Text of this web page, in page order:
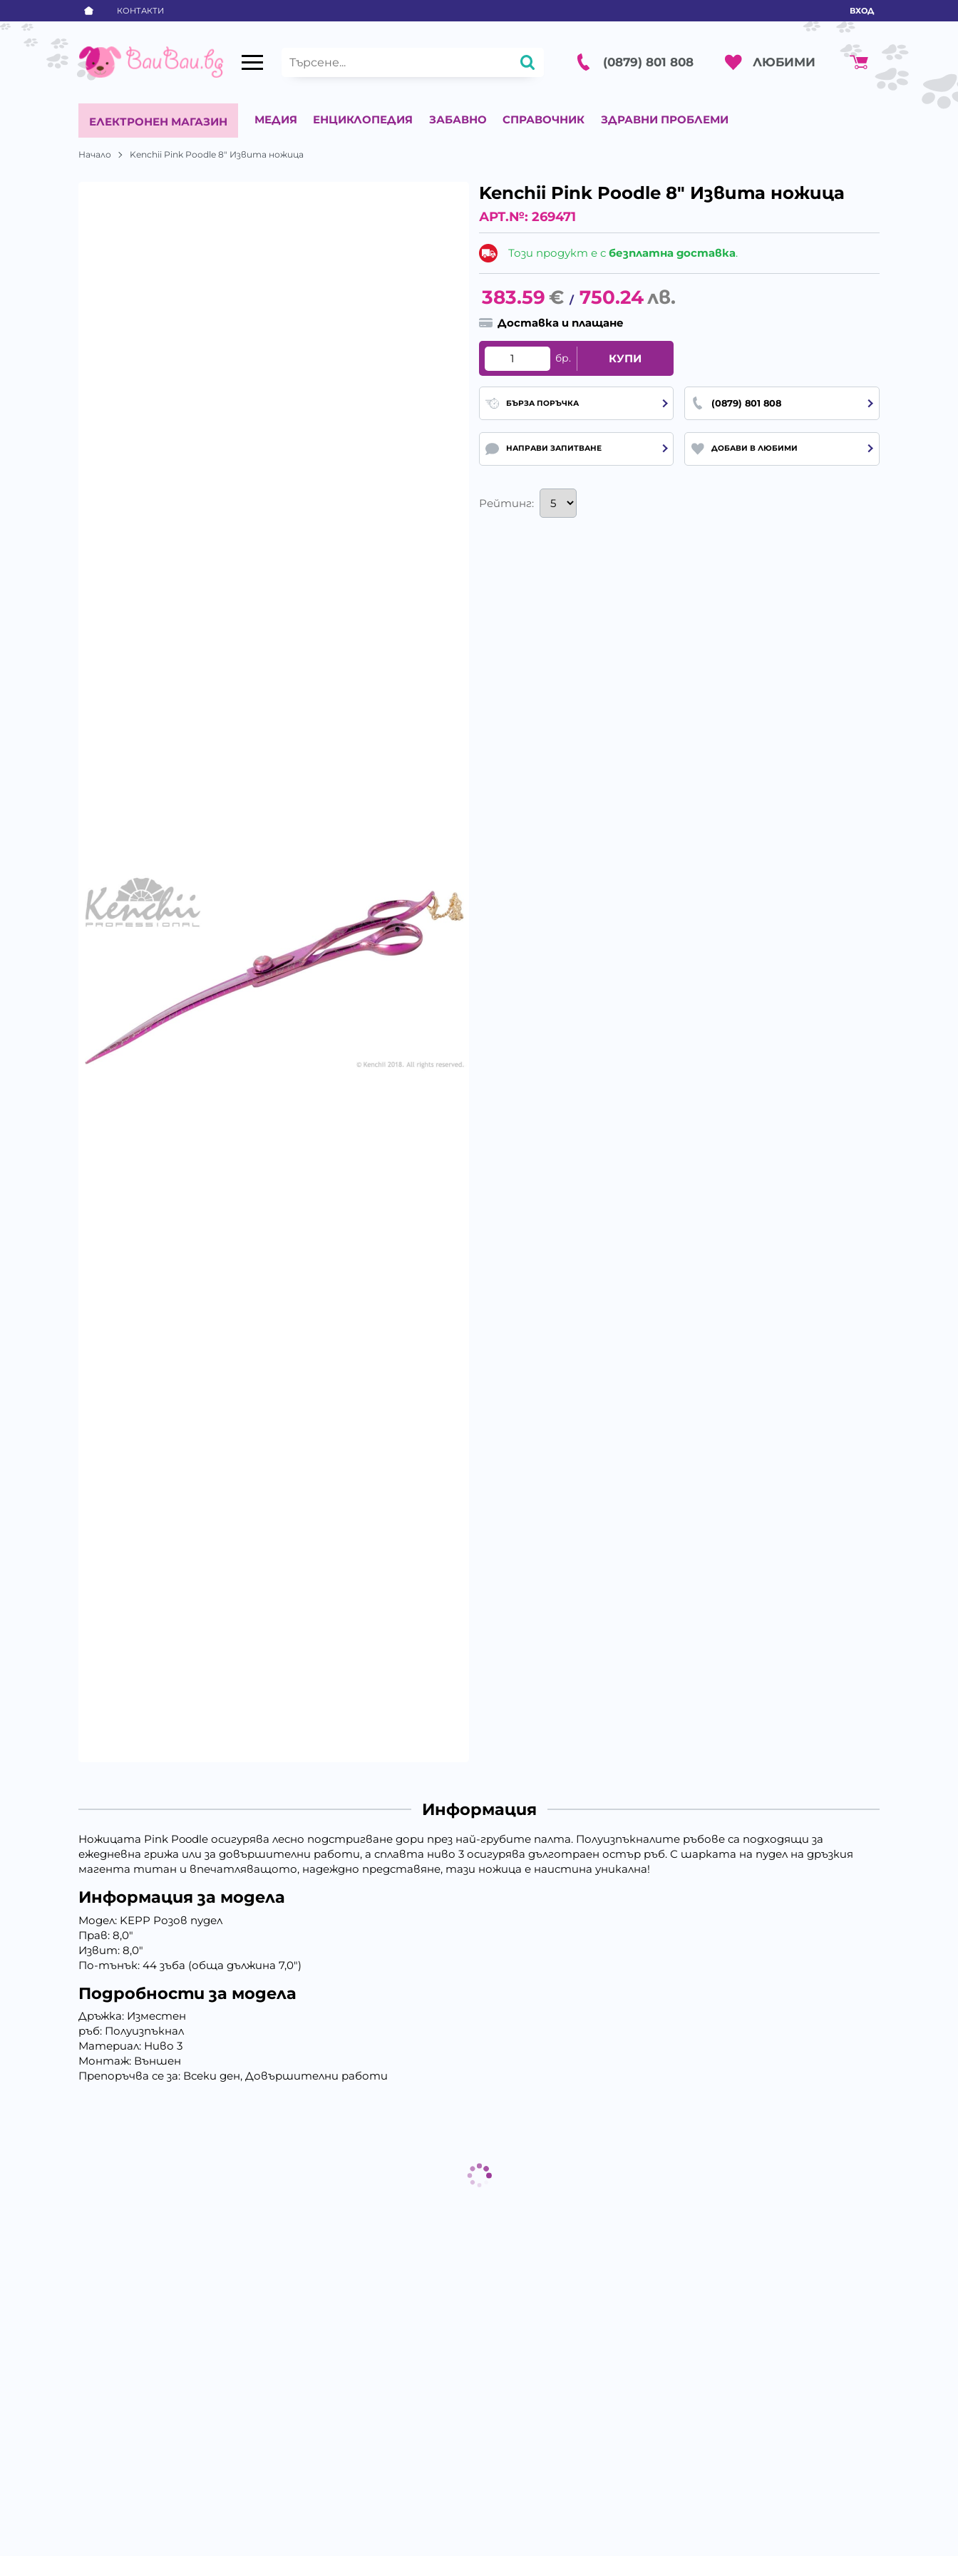
КОНТАКТИ ВХОД
(0879) 801 808 ЛЮБИМИ
ЕЛЕКТРОНЕН МАГАЗИН МЕДИЯ ЕНЦИКЛОПЕДИЯ ЗАБАВНО СПРАВОЧНИК ЗДРАВНИ ПРОБЛЕМИ
Начало Kenchii Pink Poodle 8" Извита ножица
Kenchii Pink Poodle 8" Извита ножица
АРТ.№: 269471
Този продукт е сбезплатна доставка.
383.59€ / 750.24лв.
Доставка и плащане
бр. КУПИ
БЪРЗА ПОРЪЧКА (0879) 801 808
НАПРАВИ ЗАПИТВАНЕ ДОБАВИ В ЛЮБИМИ
Рейтинг:
Информация
Ножицата Pink Poodle осигурява лесно подстригване дори през най-грубите палта. Полуизпъкналите ръбове са подходящи за
ежедневна грижа или за довършителни работи, а сплавта ниво 3 осигурява дълготраен остър ръб. С шарката на пудел на дръзкия
магента титан и впечатляващото, надеждно представяне, тази ножица е наистина уникална!
Информация за модела
Модел: KEPP Розов пудел
Прав: 8,0"
Извит: 8,0"
По-тънък: 44 зъба (обща дължина 7,0")
Подробности за модела
Дръжка: Изместен
ръб: Полуизпъкнал
Материал: Ниво 3
Монтаж: Външен
Препоръчва се за: Всеки ден, Довършителни работи